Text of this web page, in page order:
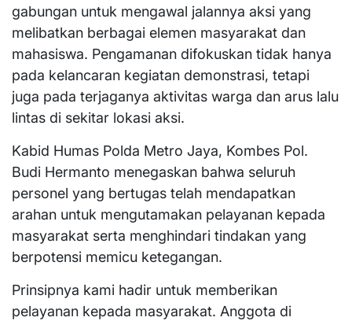
gabungan untuk mengawal jalannya aksi yang
melibatkan berbagai elemen masyarakat dan
mahasiswa. Pengamanan difokuskan tidak hanya
pada kelancaran kegiatan demonstrasi, tetapi
juga pada terjaganya aktivitas warga dan arus lalu
lintas di sekitar lokasi aksi.
Kabid Humas Polda Metro Jaya, Kombes Pol.
Budi Hermanto menegaskan bahwa seluruh
personel yang bertugas telah mendapatkan
arahan untuk mengutamakan pelayanan kepada
masyarakat serta menghindari tindakan yang
berpotensi memicu ketegangan.
Prinsipnya kami hadir untuk memberikan
pelayanan kepada masyarakat. Anggota di